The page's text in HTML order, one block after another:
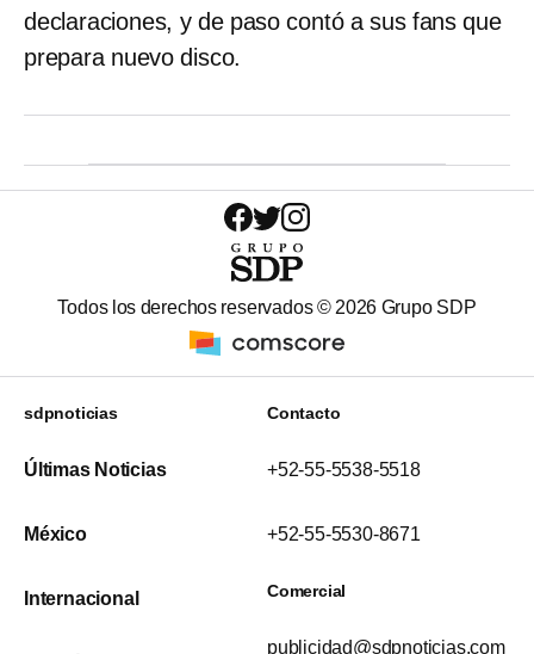
declaraciones, y de paso contó a sus fans que
prepara nuevo disco.
Todos los derechos reservados ©2026 Grupo SDP
sdpnoticias
Últimas Noticias
México
Internacional
Contacto
+52-55-5538-5518
+52-55-5530-8671
Comercial
publicidad@sdpnoticias.com